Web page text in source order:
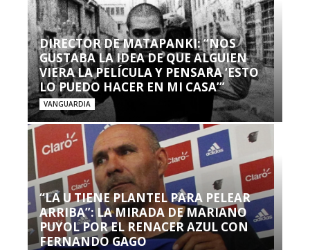
DIRECTOR DE MATAPANKI: “NOS
GUSTABA LA IDEA DE QUE ALGUIEN
VIERA LA PELÍCULA Y PENSARA ‘ESTO
LO PUEDO HACER EN MI CASA’”
VANGUARDIA
“LA U TIENE PLANTEL PARA PELEAR
ARRIBA”: LA MIRADA DE MARIANO
PUYOL POR EL RENACER AZUL CON
FERNANDO GAGO